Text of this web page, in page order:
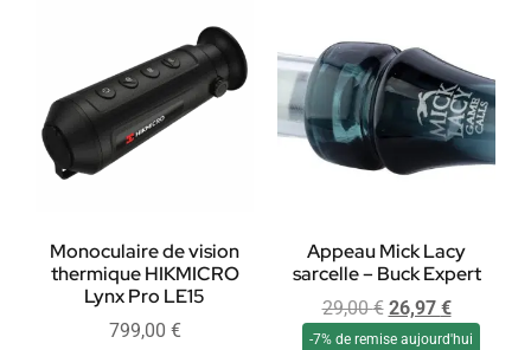
Monoculaire de vision
thermique HIKMICRO
Lynx Pro LE15
799,00 €
Appeau Mick Lacy
sarcelle – Buck Expert
29,00€ 26,97 €
-7% de remise aujourd'hui